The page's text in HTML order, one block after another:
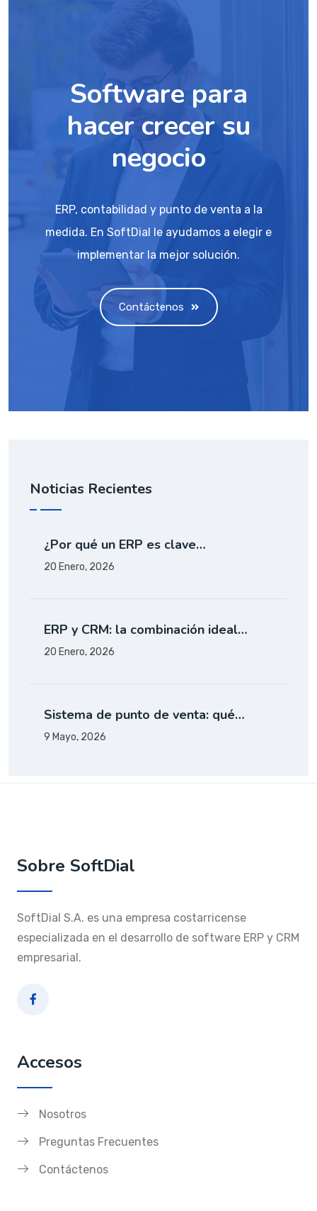
Software para
hacer crecer su
negocio
ERP, contabilidad y punto de venta a la
medida. En SoftDial le ayudamos a elegir e
implementar la mejor solución.
Contáctenos
Noticias Recientes
¿Por qué un ERP es clave…
20 Enero, 2026
ERP y CRM: la combinación ideal…
20 Enero, 2026
Sistema de punto de venta: qué…
9 Mayo, 2026
Sobre SoftDial
SoftDial S.A. es una empresa costarricense
especializada en el desarrollo de software ERP y CRM
empresarial.
Accesos
Nosotros
Preguntas Frecuentes
Contáctenos